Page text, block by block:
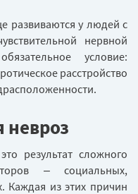
развиваются у людей с
нервной
условие:
расстройство
невроз
результат сложного
– социальных,
Каждая из этих причин